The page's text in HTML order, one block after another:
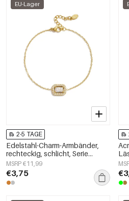
EU-Lager
2-5 TAGE
Edelstahl-Charm-Armbänder,
rechteckig, schlicht, Serie
„Damenschmuck“
MSRP €11,99
€3,75